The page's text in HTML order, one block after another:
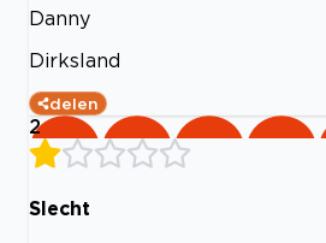
Danny
Dirksland
delen
2
Slecht